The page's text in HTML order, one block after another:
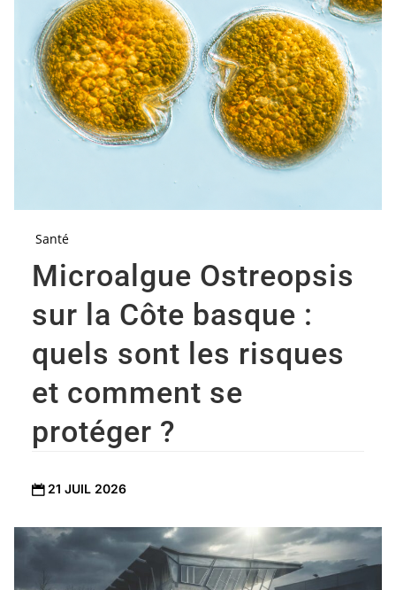
Santé
Microalgue Ostreopsis
sur la Côte basque :
quels sont les risques
et comment se
protéger ?
 21 JUIL 2026